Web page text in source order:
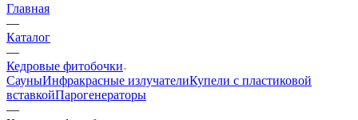
Главная
—
Каталог
—
Кедровые фитобочки
СауныИнфракрасные излучателиКупели с пластиковой
вставкойПарогенераторы
—